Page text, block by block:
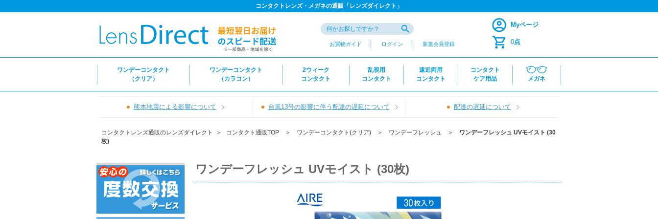
コンタクトレンズ・メガネの通販「レンズダイレクト」
お買物ガイド ログイン 新規会員登録
Myページ
0点
ワンデーコンタクト
（クリア）
ワンデーコンタクト
（カラコン）
2ウィーク
コンタクト
乱視用
コンタクト
遠近両用
コンタクト
コンタクト
ケア用品
メガネ
熊本地震による影響について 台風13号の影響に伴う配達の遅延について 配達の遅延について
コンタクトレンズ通販のレンズダイレクト ＞ コンタクト通販TOP ＞ ワンデーコンタクト(クリア) ＞ ワンデーフレッシュ ＞ ワンデーフレッシュ UVモイスト (30
枚)
ワンデーフレッシュ UVモイスト (30枚)